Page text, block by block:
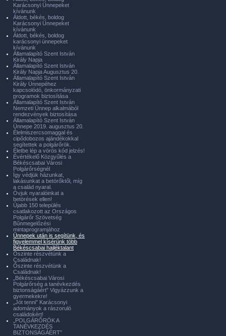
Karácsonyi Ünnepeket
kívánunk
Áldott, békés, boldog
Karácsonyi Ünnepeket
kívánunk
Áldott, békés, boldog
karácsonyi ünnepeket
kívánunk
Államalapító Szent István
Király Napja
Államalapító Szent István
Király Napja Augusztus 20.
Államalapító Szent István
Király Ünnepéhez
kapcsolódó, önkormányzati
programok biztosítása
Államalapító Szent István
Nemzeti Ünnep alkalmából
rendezvények biztosítása
Államalapító Szent István
Ünnepe 2019. augusztus 20.
Élelmiszercsomaggal és
cipődobozos ajándékokkal
segítettek a polgárőrök.
Életbe lép a vörös kód jelzés!
Évértékelő Közgyűlés a
Békéscsabai Városi
Polgárőrségnél
Így védjük házunkat,
lakásunkat a betörőktől, míg
a család nyaral.
Óvjuk nyaralóinkat a
betörések ellen!
Újabb 150 település
csatlakozott az Országos
Polgárőr Szövetség
Bűnmegelőzési
mintaprogramjához
Ünnepek után is segítünk, és
figyelemmel kísérünk több
Békéscsabai hajléktalant
Őszinte részvétünk a
Családnak!
Őszinte részvétünk a
Családnak!
„Békéscsabai Városi
Polgárőrség a tanévkezdés
biztonságáért” Vigyázzunk a
gyermekekre!
„Jót tenni” Karácsonyi
adományok a rászoruló
családokért!
„POLGÁRŐRÖK A
TANÉVKEZDÉS
BIZTONSÁGÁÉRT”